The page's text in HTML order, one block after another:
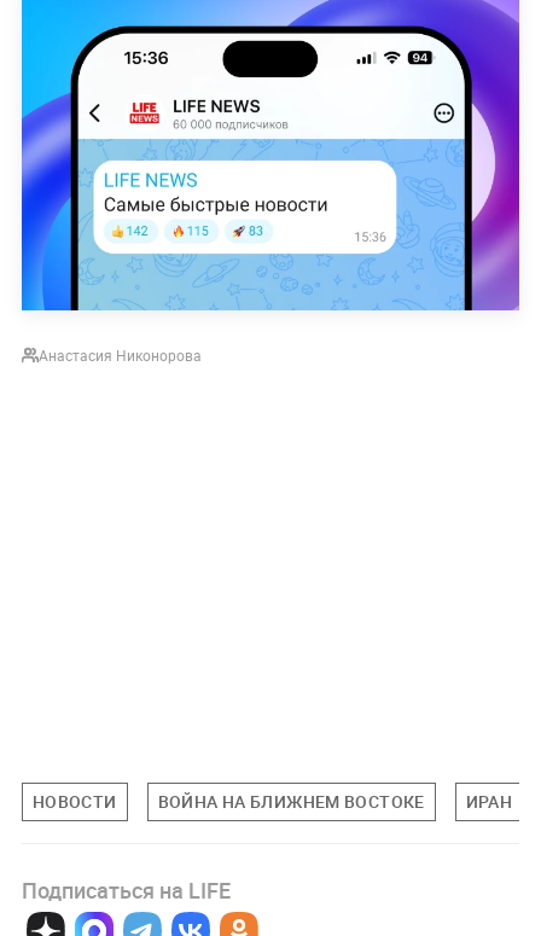
Анастасия Никонорова
НОВОСТИ ВОЙНА НА БЛИЖНЕМ ВОСТОКЕ ИРАН
Подписаться на LIFE